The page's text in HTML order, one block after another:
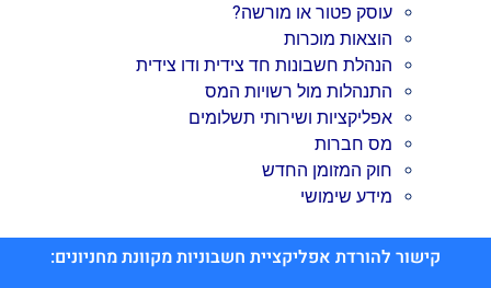
עוסק פטור או מורשה?
הוצאות מוכרות
הנהלת חשבונות חד צידית ודו צידית
התנהלות מול רשויות המס
אפליקציות ושירותי תשלומים
מס חברות
חוק המזומן החדש
מידע שימושי
קישור להורדת אפליקציית חשבוניות מקוונת מחניונים: